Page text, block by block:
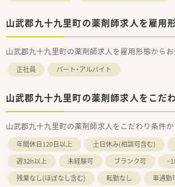
山武郡九十九里町の薬剤師求人を雇用
山武郡九十九里町の薬剤師求人を雇用形態からお
正社員 パート・アルバイト
山武郡九十九里町の薬剤師求人をこだ
山武郡九十九里町の薬剤師求人をこだわり条件か
年間休日120日以上 土日休み(相談可含む)
週32h以上
未経験可 ブランク可
残業なし(ほぼなし含む)
転勤なし
車通勤